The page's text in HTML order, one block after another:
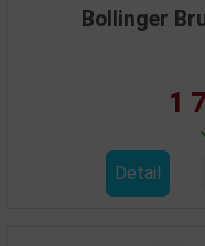
Bollinger
1
Detail